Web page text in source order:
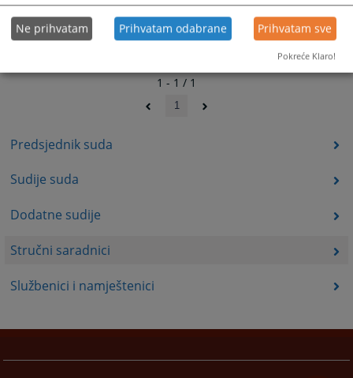
Predsjednik suda
Sudije suda
Dodatne sudije
Stručni saradnici
Službenici i namještenici
1 - 1 / 1
1
Ne prihvatam Prihvatam odabrane Prihvatam sve
Pokreće Klaro!